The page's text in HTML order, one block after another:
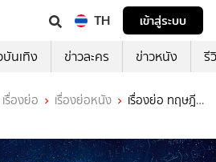
TH
เข้าสู่ระบบ
บันเทิง ข่าวละคร ข่าวหนัง รี
เรื่องย่อ เรื่องย่อหนัง
เรื่องย่อ ทฤษฎี